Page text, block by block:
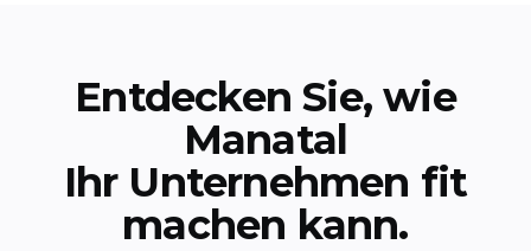
Entdecken Sie, wie
Manatal
Ihr Unternehmen fit
machen kann.